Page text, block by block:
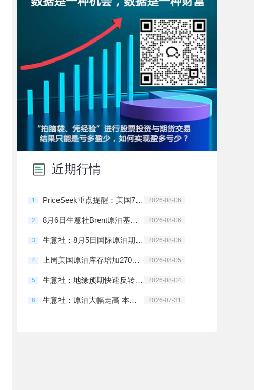
近期行情
1 PriceSeek重点提醒：美国7月ADP就业不及预期 利多大宗商品 2026-08-06
2 8月6日生意社Brent原油基准价为79.36美元/桶 2026-08-06
3 生意社：8月5日国际原油期货小幅调整 2026-08-06
4 上周美国原油库存增加270万桶 2026-08-05
5 生意社：地缘预期快速反转 油价重挫5% 2026-08-04
6 生意社：原油大幅走高 本轮成品油零售价再次上调 2026-07-31